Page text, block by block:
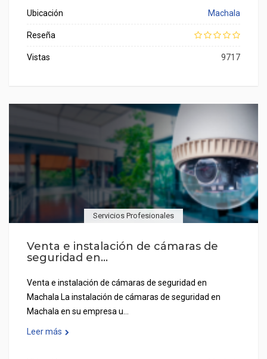
Ubicación Machala
Reseña
Vistas 9717
Servicios Profesionales
Venta e instalación de cámaras de
seguridad en...
Venta e instalación de cámaras de seguridad en
Machala La instalación de cámaras de seguridad en
Machala en su empresa u…
Leer más